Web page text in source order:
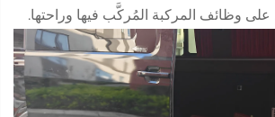
على وظائف المركبة المُركَّب فيها وراحتها.